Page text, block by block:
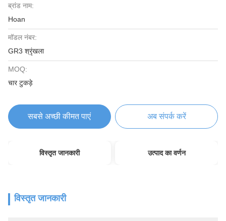
ब्रांड नाम:
Hoan
मॉडल नंबर:
GR3 श्रृंखला
MOQ:
चार टुकड़े
सबसे अच्छी कीमत पाएं अब संपर्क करें
विस्तृत जानकारी उत्पाद का वर्णन
विस्तृत जानकारी